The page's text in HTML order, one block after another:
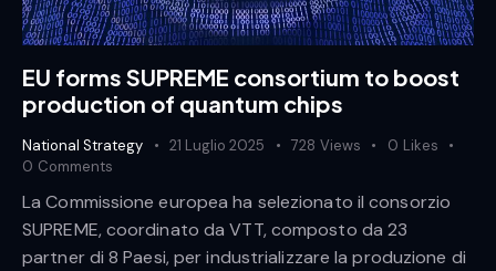
EU forms SUPREME consortium to boost
production of quantum chips
National Strategy 21 Luglio 2025 728 Views 0 Likes
0 Comments
La Commissione europea ha selezionato il consorzio
SUPREME, coordinato da VTT, composto da 23
partner di 8 Paesi, per industrializzare la produzione di